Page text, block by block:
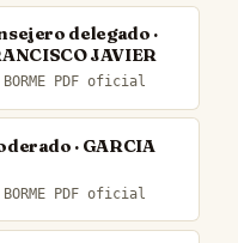
delegado ·
JAVIER
PDF oficial
· GARCIA
PDF oficial